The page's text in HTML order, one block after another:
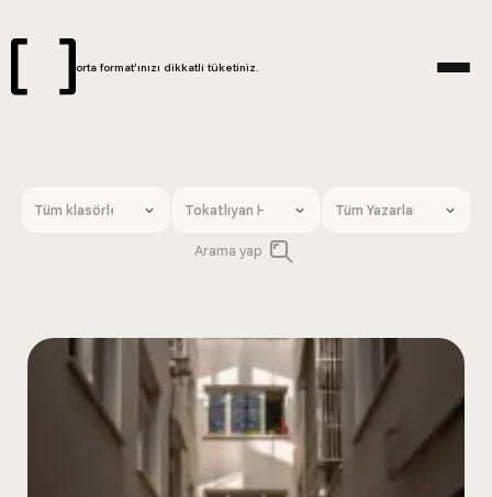
orta format’ınızı dikkatli tüketiniz.
Arama yap